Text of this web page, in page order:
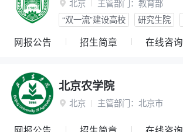
 北京 主管部门： 教育部
“双一流”建设高校
研究生院
网报公告 招生简章 在线咨询
北京农学院
 北京 主管部门： 北京市